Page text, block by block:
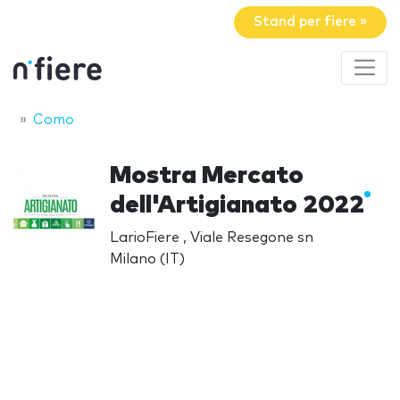
Stand per fiere »
Como
Mostra Mercato
dell'Artigianato 2022
LarioFiere , Viale Resegone sn
Milano (IT)